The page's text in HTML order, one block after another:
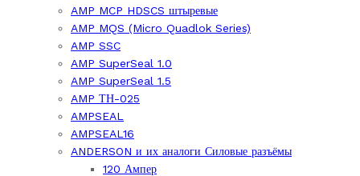
AMP MCP HDSCS штыревые
AMP MQS (Micro Quadlok Series)
AMP SSC
AMP SuperSeal 1.0
AMP SuperSeal 1.5
AMP ТН-025
AMPSEAL
AMPSEAL16
ANDERSON и их аналоги Силовые разъёмы
120 Ампер